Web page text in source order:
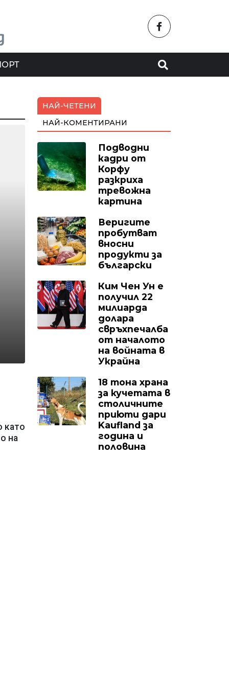
като
на
НАЙ-ЧЕТЕНИ
НАЙ-КОМЕНТИРАНИ
Подводни
кадри от
Корфу
разкриха
тревожна
картина
Веригите
пробутват
вносни
продукти за
български
Ким Чен Ун е
получил 22
милиарда
долара
свръхпечалба
от началото
на войната в
Украйна
18 тона храна
за кучетата в
столичните
приюти дари
Kaufland за
година и
половина